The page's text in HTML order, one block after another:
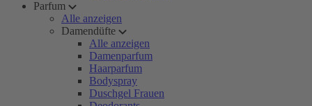
Parfum
Alle anzeigen
Damendüfte
Alle anzeigen
Damenparfum
Haarparfum
Bodyspray
Duschgel Frauen